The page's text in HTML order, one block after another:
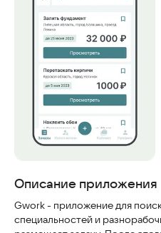
Описание приложения
Gwork - приложение для
специальностей и